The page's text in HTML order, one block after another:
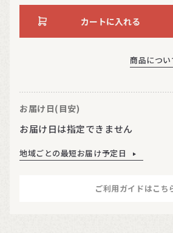
カートに入れる
商品につ
お届け日(目安)
お届け日は指定できません
地域ごとの最短お届け予定日
ご利用ガイドはこち